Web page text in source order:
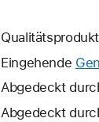
Eingehende
Abgedeckt
Abgedeckt